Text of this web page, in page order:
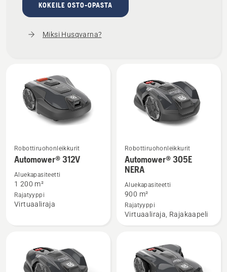
KOKEILE OSTO-OPASTA
Miksi Husqvarna?
Katso
lisätietoja
tuotteesta
Automower®
312V
Robottiruohonleikkurit
Automower® 312V
Aluekapasiteetti
1 200 m²
Rajatyyppi
Virtuaaliraja
Katso
lisätietoja
tuotteesta
Automower®
305E
NERA
Robottiruohonleikkurit
Automower® 305E
NERA
Aluekapasiteetti
900 m²
Rajatyyppi
Virtuaaliraja, Rajakaapeli